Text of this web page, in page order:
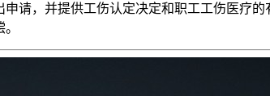
请，并提供工伤认定决定和职工工伤医疗的